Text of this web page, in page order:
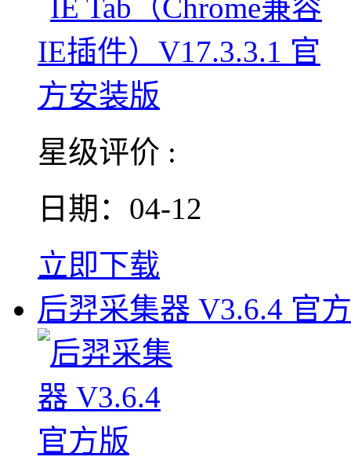
星级评价 :
日期：04-12
立即下载
后羿采集器 V3.6.4 官